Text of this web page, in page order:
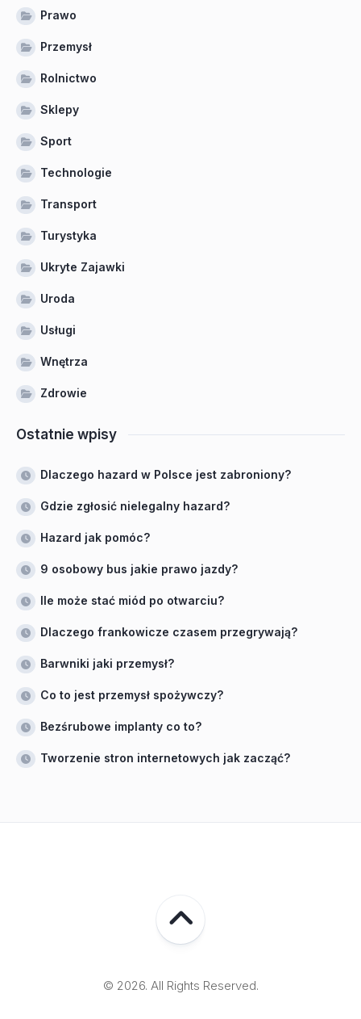
Prawo
Przemysł
Rolnictwo
Sklepy
Sport
Technologie
Transport
Turystyka
Ukryte Zajawki
Uroda
Usługi
Wnętrza
Zdrowie
Ostatnie wpisy
Dlaczego hazard w Polsce jest zabroniony?
Gdzie zgłosić nielegalny hazard?
Hazard jak pomóc?
9 osobowy bus jakie prawo jazdy?
Ile może stać miód po otwarciu?
Dlaczego frankowicze czasem przegrywają?
Barwniki jaki przemysł?
Co to jest przemysł spożywczy?
Bezśrubowe implanty co to?
Tworzenie stron internetowych jak zacząć?
© 2026. All Rights Reserved.